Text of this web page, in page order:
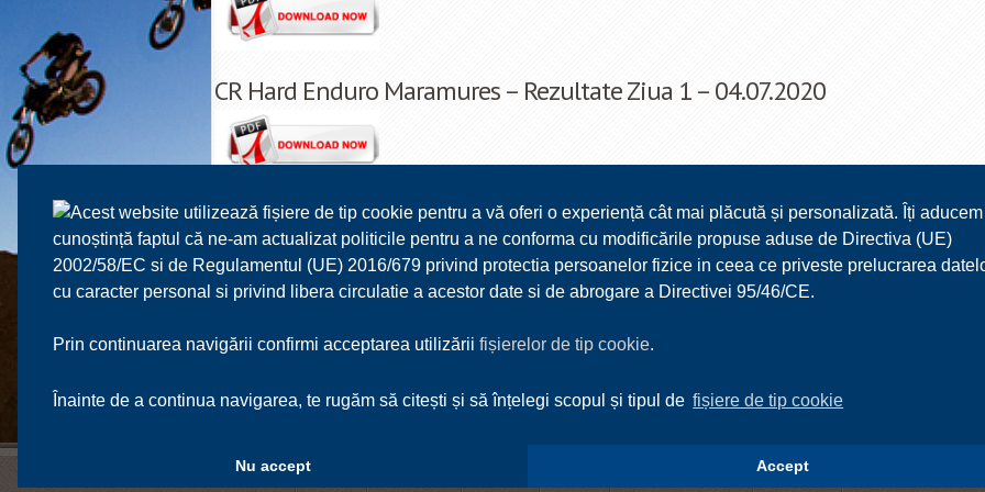
Acest website utilizează fișiere de tip cookie pentru a vă oferi o experiență cât mai plăcută și personalizată. Îți
cunoștință faptul că ne-am actualizat politicile pentru a ne conforma cu modificările propuse aduse de Directiva (UE)
2002/58/EC si de Regulamentul (UE) 2016/679 privind protectia persoanelor fizice in ceea ce priveste prelucrarea
cu caracter personal si privind libera circulatie a acestor date si de abrogare a Directivei 95/46/CE.
Prin continuarea navigării confirmi acceptarea utilizării fișierelor de tip cookie.
Înainte de a continua navigarea, te rugăm să citești și să înțelegi scopul și tipul de fișiere de tip cookie
Nu accept Accept
CR Hard Enduro Maramures – Rezultate Ziua 1 – 04.07.2020
Pagini: « ‹ 1 2 3 4 5 6 7 8 9 10 11 12 13 14 15
16 17 18 19 20 21 22 30 31 32
33 34 35 36 37 38 39 40 41 42 43 44 45 46 47
Design and